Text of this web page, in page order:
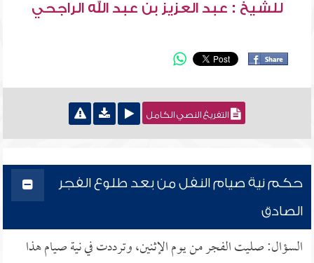
للشيخ : عبد العزيز بن عبد الله الراجحي
التفريغ النصي الكامل
حكم نية صيام النفل من بعد طلوع الفجر
الصادق
السؤال: صليت الفجر من يوم الإثنين، وترددت في نية صيام هذا